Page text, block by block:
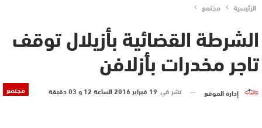
الرئيسية مجتمع
الشرطة القضائية بأزيلال توقف
تاجر مخدرات بأزلافن
مجتمع إدارة الموقع نشر في 19 فبراير 2016 الساعة 12 و 03 دقيقة